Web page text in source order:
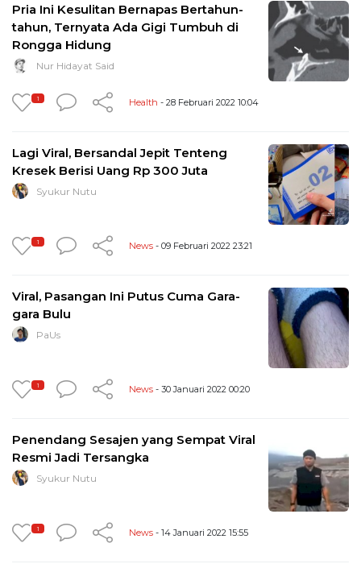
Pria Ini Kesulitan Bernapas Bertahun-
tahun, Ternyata Ada Gigi Tumbuh di
Rongga Hidung
Nur Hidayat Said
1 Health - 28 Februari 2022 10:04
Lagi Viral, Bersandal Jepit Tenteng
Kresek Berisi Uang Rp 300 Juta
Syukur Nutu
1 News - 09 Februari 2022 23:21
Viral, Pasangan Ini Putus Cuma Gara-
gara Bulu
PaUs
1 News - 30 Januari 2022 00:20
Penendang Sesajen yang Sempat Viral
Resmi Jadi Tersangka
Syukur Nutu
1 News - 14 Januari 2022 15:55